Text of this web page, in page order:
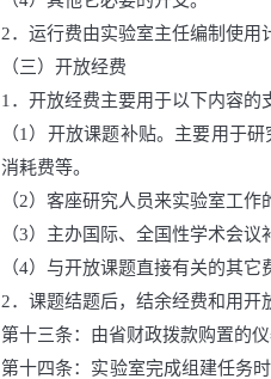
2．运行费由实验室主任编制使用
（三）开放经费
1．开放经费主要用于以下内容的
（1）开放课题补贴。主要用于
消耗费等。
（2）客座研究人员来实验室工
（3）主办国际、全国性学术会议
（4）与开放课题直接有关的其它
2．课题结题后，结余经费和用开
第十三条：由省财政拨款购置的
第十四条：实验室完成组建任务